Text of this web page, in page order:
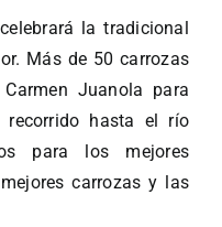
la tradicional
Más de 50 carrozas
Juanola para
hasta el río
para los mejores
carrozas y las